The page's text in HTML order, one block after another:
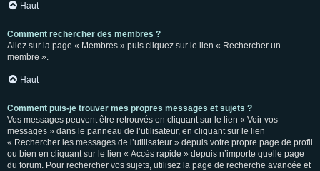
Haut
Comment rechercher des membres ?
Allez sur la page « Membres » puis cliquez sur le lien « Rechercher un
membre ».
Haut
Comment puis-je trouver mes propres messages et sujets ?
Vos messages peuvent être retrouvés en cliquant sur le lien « Voir vos
messages » dans le panneau de l’utilisateur, en cliquant sur le lien
« Rechercher les messages de l’utilisateur » depuis votre propre page de profil
ou bien en cliquant sur le lien « Accès rapide » depuis n’importe quelle page
du forum. Pour rechercher vos sujets, utilisez la page de recherche avancée et